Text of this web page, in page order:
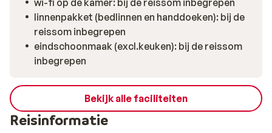
buiten, is Chalet Les Sources de l'Isère de perfecte
keuze.
wi-fi op de kamer: bij de reissom inbegrepen
linnenpakket (bedlinnen en handdoeken): bij de
reissom inbegrepen
eindschoonmaak (excl.keuken): bij de reissom
inbegrepen
Bekijk alle faciliteiten
Reisinformatie